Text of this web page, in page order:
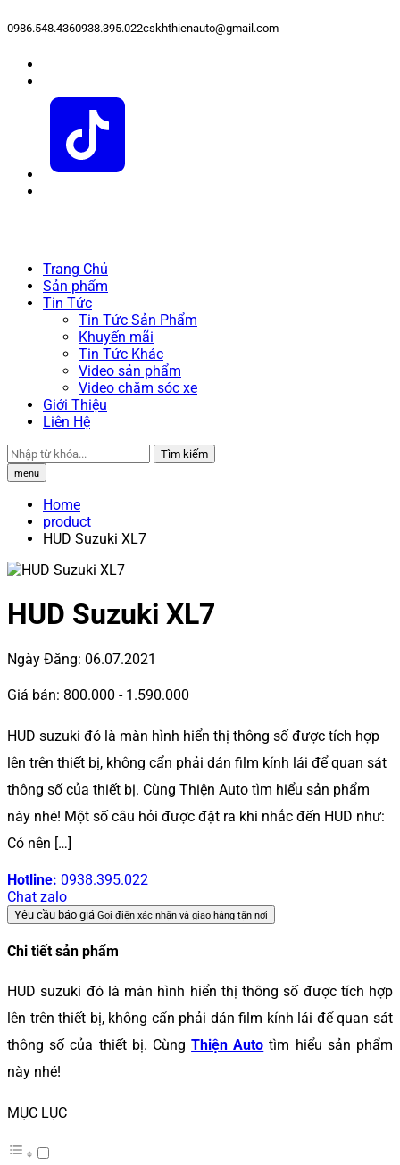
0986.548.4360938.395.022cskhthienauto@gmail.com
Trang Chủ
Sản phẩm
Tin Tức
Tin Tức Sản Phẩm
Khuyến mãi
Tin Tức Khác
Video sản phẩm
Video chăm sóc xe
Giới Thiệu
Liên Hệ
Tìm kiếm
menu
Home
product
HUD Suzuki XL7
HUD Suzuki XL7
Ngày Đăng: 06.07.2021
Giá bán: 800.000 - 1.590.000
HUD suzuki đó là màn hình hiển thị thông số được tích hợp
lên trên thiết bị, không cẩn phải dán film kính lái để quan sát
thông số của thiết bị. Cùng Thiện Auto tìm hiểu sản phẩm
này nhé! Một số câu hỏi được đặt ra khi nhắc đến HUD như:
Có nên […]
Hotline: 0938.395.022
Chat zalo
Yêu cầu báo giá Gọi điện xác nhận và giao hàng tận nơi
Chi tiết sản phẩm
HUD suzuki đó là màn hình hiển thị thông số được tích hợp
lên trên thiết bị, không cẩn phải dán film kính lái để quan sát
thông số của thiết bị. CùngThiện Auto tìm hiểu sản phẩm
này nhé!
MỤC LỤC